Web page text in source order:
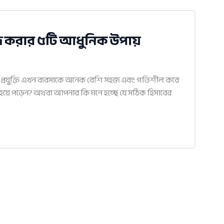
করার ৫টি আধুনিক উপায়
এখন ব্যবসাকে অনেক বেশি সহজ এবং গতিশীল করে
পড়েন? অথবা আপনার কি মনে হচ্ছে যে সঠিক হিসাবের